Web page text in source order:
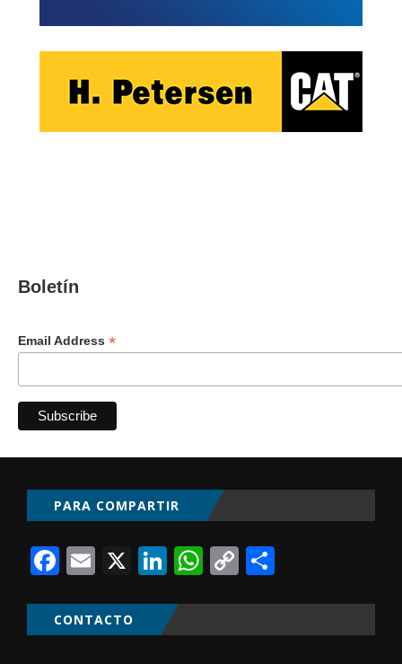
Boletín
Email Address *
PARA COMPARTIR
Facebook
Email
X LinkedIn
WhatsApp
Copy
CONTACTO